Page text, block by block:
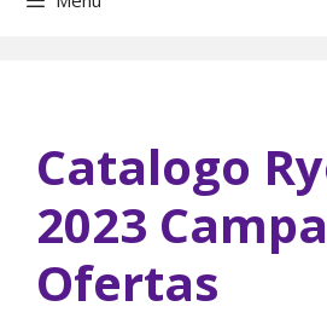
Catalogo
2023
Ofertas